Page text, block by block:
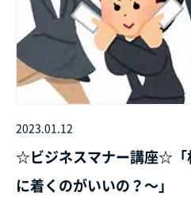
2023.01.12
☆ビジネスマナー講座☆「
に着くのがいいの？～」